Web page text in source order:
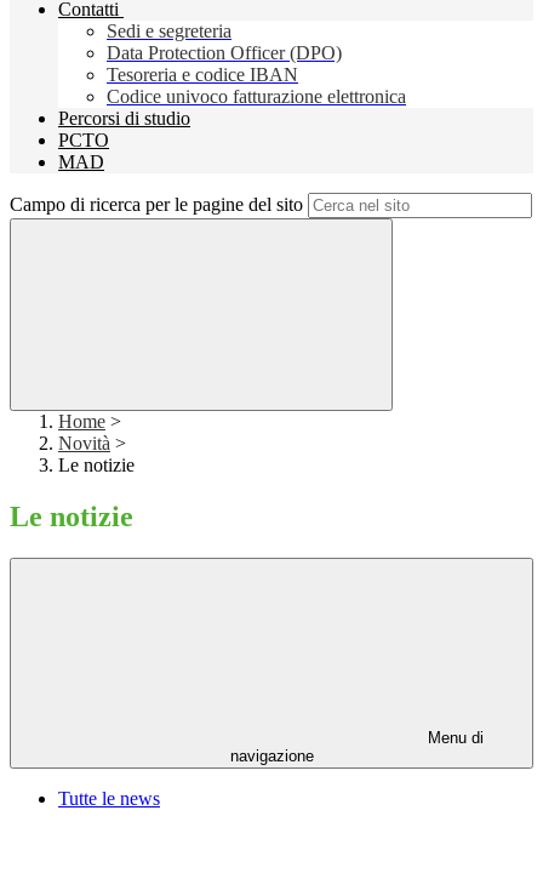
Contatti
Sedi e segreteria
Data Protection Officer (DPO)
Tesoreria e codice IBAN
Codice univoco fatturazione elettronica
Percorsi di studio
PCTO
MAD
Campo di ricerca per le pagine del sito
Home >
Novità >
Le notizie
Le notizie
Menu di
navigazione
Tutte le news